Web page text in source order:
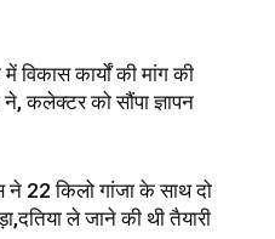
विकास कार्यों की मांग की
कलेक्टर को सौंपा ज्ञापन
ने 22 किलो गांजा के साथ दो
ले जाने की थी तैयारी